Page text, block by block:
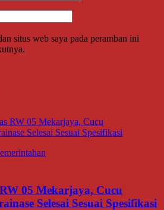
situs web saya pada peramban ini
05 Mekarjaya, Cucu
Selesai Sesuai Spesifikasi